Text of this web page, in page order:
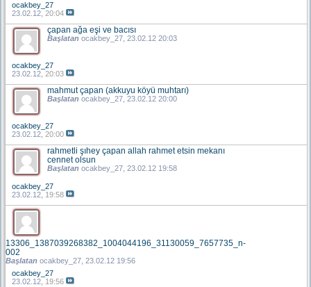
ocakbey_27
23.02.12, 20:04
çapan ağa eşi ve bacısı
Başlatan ocakbey_27 , 23.02.12 20:03
ocakbey_27
23.02.12, 20:03
mahmut çapan (akkuyu köyü muhtarı)
Başlatan ocakbey_27 , 23.02.12 20:00
ocakbey_27
23.02.12, 20:00
rahmetli şıhey çapan allah rahmet etsin mekanı
cennet olsun
Başlatan ocakbey_27 , 23.02.12 19:58
ocakbey_27
23.02.12, 19:58
13306_1387039268382_1004044196_31130059_7657735_n-
002
Başlatan ocakbey_27 , 23.02.12 19:56
ocakbey_27
23.02.12, 19:56